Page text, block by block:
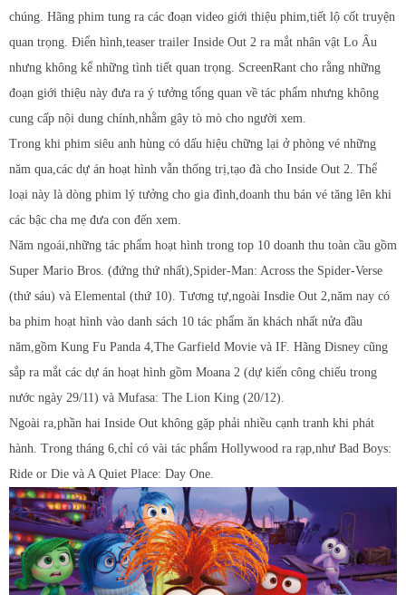
chúng. Hãng phim tung ra các đoạn video giới thiệu phim,tiết lộ cốt truyện
quan trọng. Điển hình,teaser trailer Inside Out 2 ra mắt nhân vật Lo Âu
nhưng không kể những tình tiết quan trọng. ScreenRant cho rằng những
đoạn giới thiệu này đưa ra ý tưởng tổng quan về tác phẩm nhưng không
cung cấp nội dung chính,nhằm gây tò mò cho người xem.
Trong khi phim siêu anh hùng có dấu hiệu chững lại ở phòng vé những
năm qua,các dự án hoạt hình vẫn thống trị,tạo đà cho Inside Out 2. Thể
loại này là dòng phim lý tưởng cho gia đình,doanh thu bán vé tăng lên khi
các bậc cha mẹ đưa con đến xem.
Năm ngoái,những tác phẩm hoạt hình trong top 10 doanh thu toàn cầu gồm
Super Mario Bros. (đứng thứ nhất),Spider-Man: Across the Spider-Verse
(thứ sáu) và Elemental (thứ 10). Tương tự,ngoài Insdie Out 2,năm nay có
ba phim hoạt hình vào danh sách 10 tác phẩm ăn khách nhất nửa đầu
năm,gồm Kung Fu Panda 4,The Garfield Movie và IF. Hãng Disney cũng
sắp ra mắt các dự án hoạt hình gồm Moana 2 (dự kiến công chiếu trong
nước ngày 29/11) và Mufasa: The Lion King (20/12).
Ngoài ra,phần hai Inside Out không gặp phải nhiều cạnh tranh khi phát
hành. Trong tháng 6,chỉ có vài tác phẩm Hollywood ra rạp,như Bad Boys:
Ride or Die và A Quiet Place: Day One.